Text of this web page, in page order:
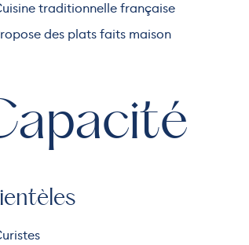
traditionnelle française
des plats faits maison